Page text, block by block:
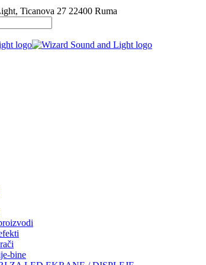
Ticanova 27 22400 Ruma
bine